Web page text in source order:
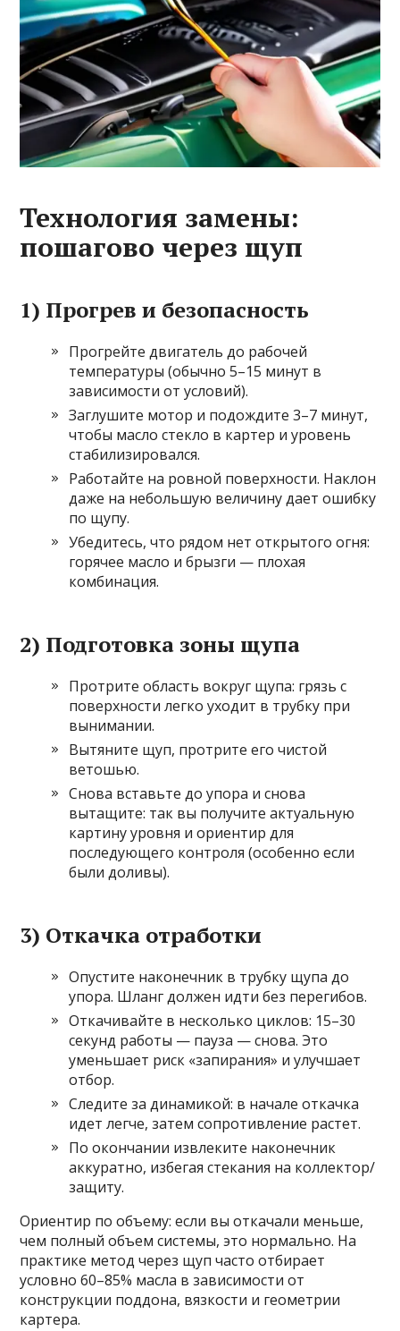
Технология замены:
пошагово через щуп
1) Прогрев и безопасность
Прогрейте двигатель до рабочей
температуры (обычно 5–15 минут в
зависимости от условий).
Заглушите мотор и подождите 3–7 минут,
чтобы масло стекло в картер и уровень
стабилизировался.
Работайте на ровной поверхности. Наклон
даже на небольшую величину дает ошибку
по щупу.
Убедитесь, что рядом нет открытого огня:
горячее масло и брызги — плохая
комбинация.
2) Подготовка зоны щупа
Протрите область вокруг щупа: грязь с
поверхности легко уходит в трубку при
вынимании.
Вытяните щуп, протрите его чистой
ветошью.
Снова вставьте до упора и снова
вытащите: так вы получите актуальную
картину уровня и ориентир для
последующего контроля (особенно если
были доливы).
3) Откачка отработки
Опустите наконечник в трубку щупа до
упора. Шланг должен идти без перегибов.
Откачивайте в несколько циклов: 15–30
секунд работы — пауза — снова. Это
уменьшает риск «запирания» и улучшает
отбор.
Следите за динамикой: в начале откачка
идет легче, затем сопротивление растет.
По окончании извлеките наконечник
аккуратно, избегая стекания на коллектор/
защиту.
Ориентир по объему: если вы откачали меньше,
чем полный объем системы, это нормально. На
практике метод через щуп часто отбирает
условно 60–85% масла в зависимости от
конструкции поддона, вязкости и геометрии
картера.